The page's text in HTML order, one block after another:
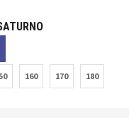
160 170 180